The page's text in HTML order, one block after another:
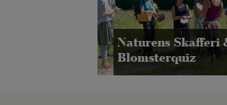
Naturens Skafferi
Blomsterquiz